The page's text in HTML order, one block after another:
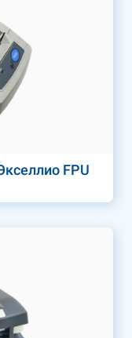
FPU